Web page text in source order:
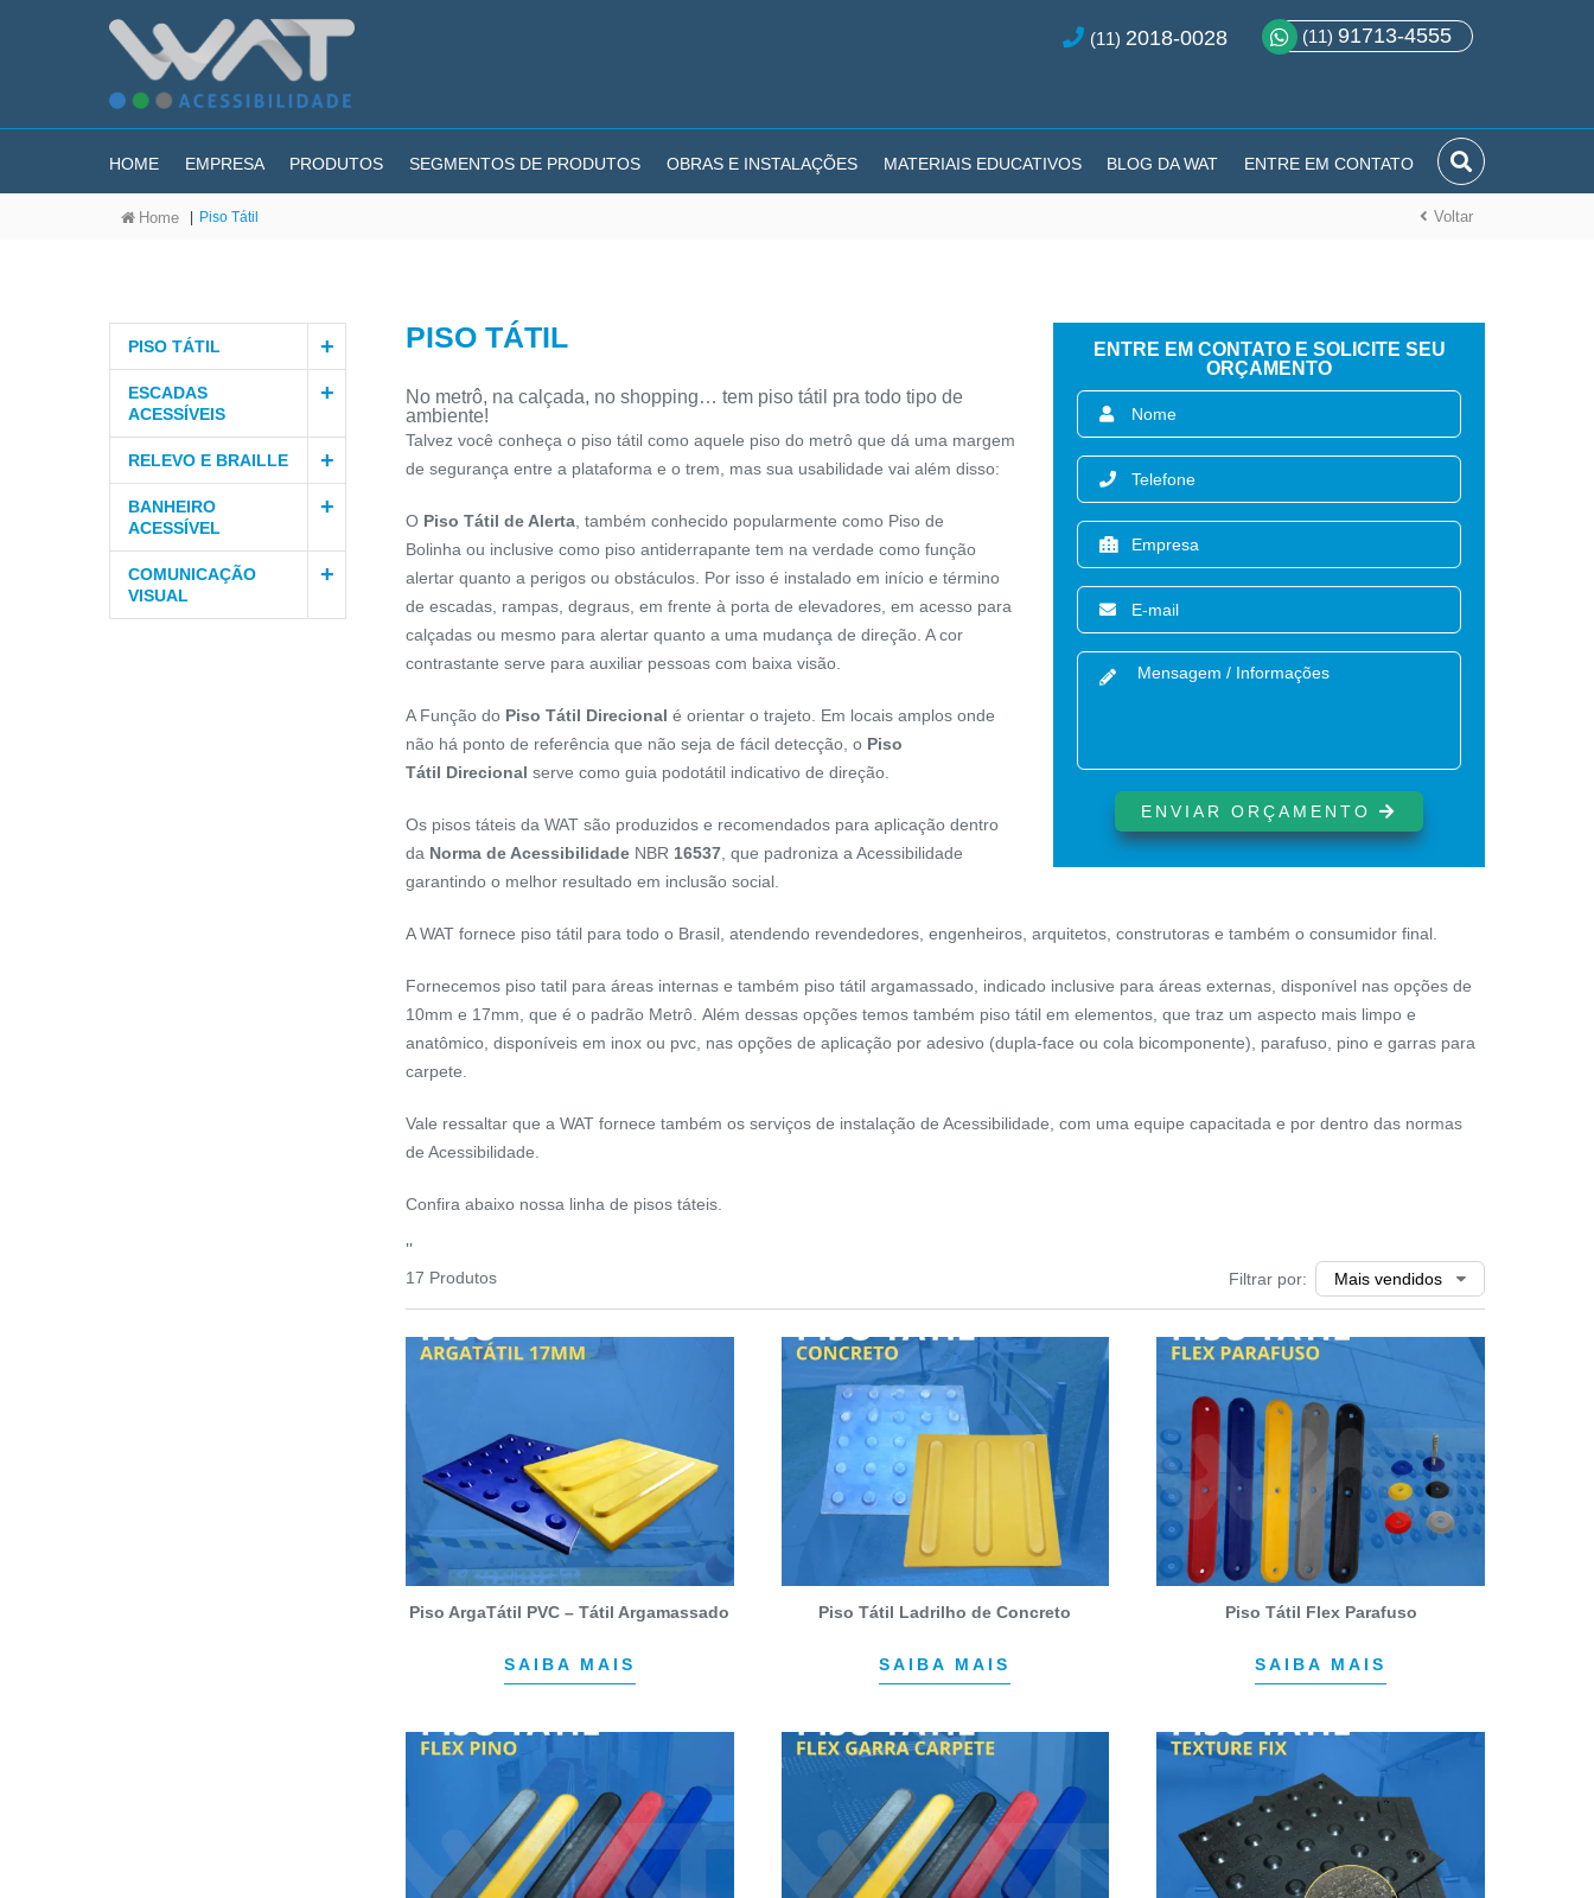
(11) 91713-4555
(11) 2018-0028
HOME EMPRESA PRODUTOS SEGMENTOS DE PRODUTOS OBRAS E INSTALAÇÕES MATERIAIS EDUCATIVOS BLOG DA WAT ENTRE EM CONTATO
Home | Piso Tátil Voltar
PISO TÁTIL
ESCADAS
ACESSÍVEIS
RELEVO E BRAILLE
BANHEIRO
ACESSÍVEL
COMUNICAÇÃO
VISUAL
ENTRE EM CONTATO E SOLICITE SEU
ORÇAMENTO
ENVIAR ORÇAMENTO
PISO TÁTIL
No metrô, na calçada, no shopping… tem piso tátil pra todo tipo de
ambiente!
Talvez você conheça o piso tátil como aquele piso do metrô que dá uma margem
de segurança entre a plataforma e o trem, mas sua usabilidade vai além disso:
O Piso Tátil de Alerta , também conhecido popularmente como Piso de
Bolinha ou inclusive como piso antiderrapante tem na verdade como função
alertar quanto a perigos ou obstáculos. Por isso é instalado em início e término
de escadas, rampas, degraus, em frente à porta de elevadores, em acesso para
calçadas ou mesmo para alertar quanto a uma mudança de direção. A cor
contrastante serve para auxiliar pessoas com baixa visão.
A Função do Piso Tátil Direcional é orientar o trajeto. Em locais amplos onde
não há ponto de referência que não seja de fácil detecção, o Piso
Tátil Direcional serve como guia podotátil indicativo de direção.
Os pisos táteis da WAT são produzidos e recomendados para aplicação dentro
da Norma de Acessibilidade NBR 16537 , que padroniza a Acessibilidade
garantindo o melhor resultado em inclusão social.
A WAT fornece piso tátil para todo o Brasil, atendendo revendedores, engenheiros, arquitetos, construtoras e também o consumidor final.
Fornecemos piso tatil para áreas internas e também piso tátil argamassado , indicado inclusive para áreas externas, disponível nas opções de
10mm e 17mm, que é o padrão Metrô. Além dessas opções temos também piso tátil em elementos, que traz um aspecto mais limpo e
anatômico, disponíveis em inox ou pvc, nas opções de aplicação por adesivo (dupla-face ou cola bicomponente), parafuso pino e garras para
carpete
Vale ressaltar que a WAT fornece também os serviços de instalação de Acessibilidade , com uma equipe capacitada e por dentro das normas
de Acessibilidade.
Confira abaixo nossa linha de pisos táteis.
''
17 Produtos Filtrar por:
Piso ArgaTátil PVC – Tátil Argamassado
SAIBA MAIS
Piso Tátil Ladrilho de Concreto
SAIBA MAIS
Piso Tátil Flex Parafuso
SAIBA MAIS